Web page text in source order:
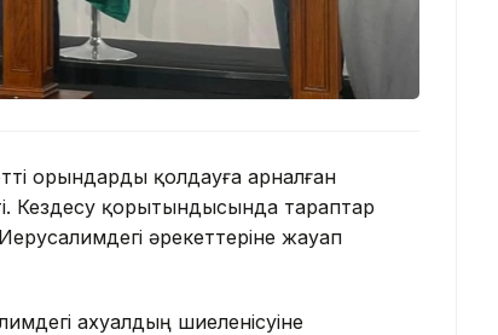
орындарды қолдауға арналған
Кездесу қорытындысында тараптар
әрекеттеріне жауап
ахуалдың шиеленісуіне